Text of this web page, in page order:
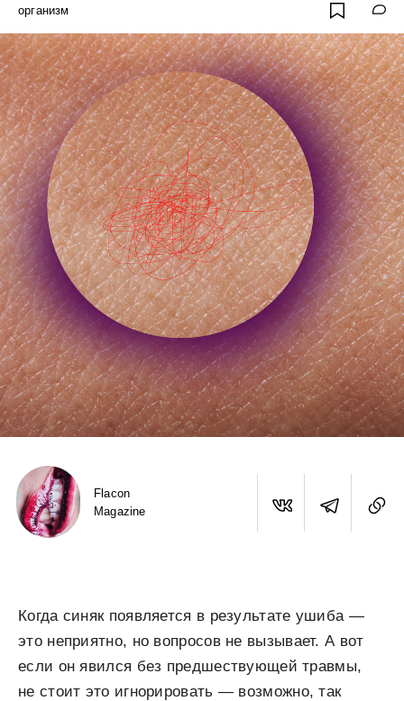
организм
Flacon
Magazine
Когда синяк появляется в результате ушиба —
это неприятно, но вопросов не вызывает. А вот
если он явился без предшествующей травмы,
не стоит это игнорировать — возможно, так